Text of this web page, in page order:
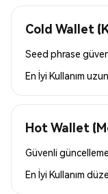
Cold Wallet
Seed phrase
En İyi Kullanım
Hot Wallet
Güvenli
En İyi Kullanım